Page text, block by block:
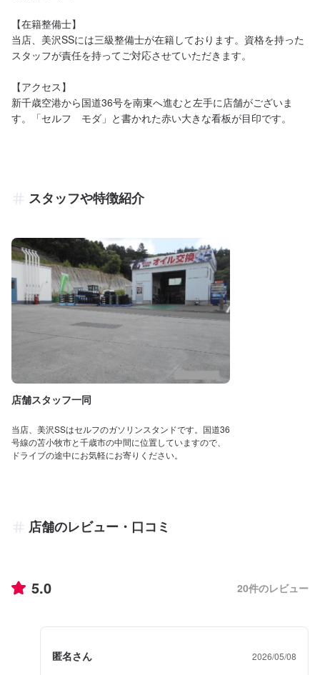
【在籍整備士】
当店、美沢SSには三級整備士が在籍しております。資格を持った
スタッフが責任を持ってご対応させていただきます。
【アクセス】
新千歳空港から国道36号を南東へ進むと左手に店舗がございま
す。「セルフ　モダ」と書かれた赤い大きな看板が目印です。
スタッフや特徴紹介
店舗スタッフ一同
当店、美沢SSはセルフのガソリンスタンドです。国道36
号線の苫小牧市と千歳市の中間に位置していますので、
ドライブの途中にお気軽にお寄りください。
店舗のレビュー・口コミ
5.0 20件のレビュー
匿名さん 2026/05/08